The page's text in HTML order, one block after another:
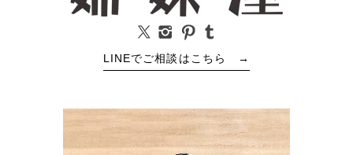
LINEでご相談はこちら →